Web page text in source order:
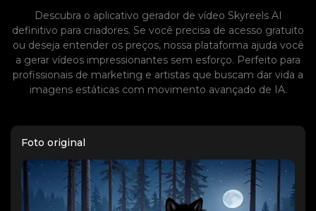
Descubra o aplicativo gerador de vídeo Skyreels AI
definitivo para criadores. Se você precisa de acesso gratuito
ou deseja entender os preços, nossa plataforma ajuda você
a gerar vídeos impressionantes sem esforço. Perfeito para
profissionais de marketing e artistas que buscam dar vida a
imagens estáticas com movimento avançado de IA.
Foto original